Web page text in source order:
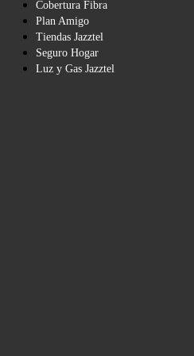
Cobertura Fibra
Plan Amigo
Tiendas Jazztel
Seguro Hogar
Luz y Gas Jazztel